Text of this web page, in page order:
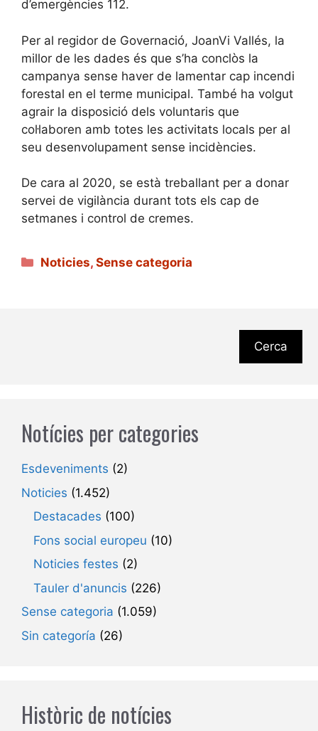
d’emergències 112.
Per al regidor de Governació, JoanVi Vallés, la
millor de les dades és que s’ha conclòs la
campanya sense haver de lamentar cap incendi
forestal en el terme municipal. També ha volgut
agrair la disposició dels voluntaris que
col·laboren amb totes les activitats locals per al
seu desenvolupament sense incidències.
De cara al 2020, se està treballant per a donar
servei de vigilància durant tots els cap de
setmanes i control de cremes.
Categories
Noticies,Sense categoria
Cerca
Notícies per categories
Esdeveniments (2)
Noticies (1.452)
Destacades (100)
Fons social europeu (10)
Noticies festes (2)
Tauler d'anuncis (226)
Sense categoria (1.059)
Sin categoría (26)
Històric de notícies